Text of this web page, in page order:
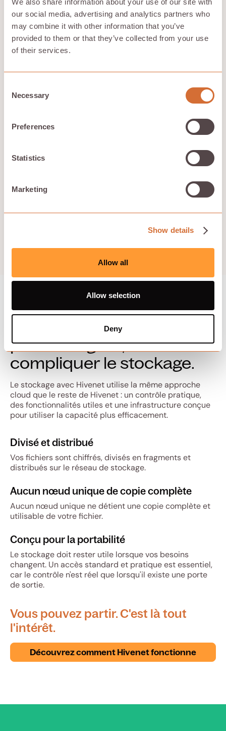
our social media, advertising and analytics partners who
may combine it with other information that you’ve
provided to them or that they’ve collected from your use
of their services.
Selection
Necessary
Preferences
Statistics
Marketing
Show details
Allow all
Allow selection
Deny
Les fichiers sont chiffrés, divisés en fragments et
distribués sur l'infrastructure de stockage de Hivenet.
dont vous avez besoin sur tous vos appareils et gardez
vos choix de stockage compréhensibles.
Européens
contrôle pratique, d'une infrastructure efficace et d'une
valeur utilisateur claire.
Un modèle de stockage
plus intelligent, sans
compliquer le stockage.
Le stockage avec Hivenet utilise la même approche
cloud que le reste de Hivenet : un contrôle pratique,
des fonctionnalités utiles et une infrastructure conçue
pour utiliser la capacité plus efficacement.
Divisé et distribué
Vos fichiers sont chiffrés, divisés en fragments et
distribués sur le réseau de stockage.
Aucun nœud unique de copie complète
Aucun nœud unique ne détient une copie complète et
utilisable de votre fichier.
Conçu pour la portabilité
Le stockage doit rester utile lorsque vos besoins
changent. Un accès standard et pratique est essentiel,
car le contrôle n'est réel que lorsqu'il existe une porte
de sortie.
Vous pouvez partir. C'est là tout
l'intérêt.
Découvrez comment Hivenet fonctionne